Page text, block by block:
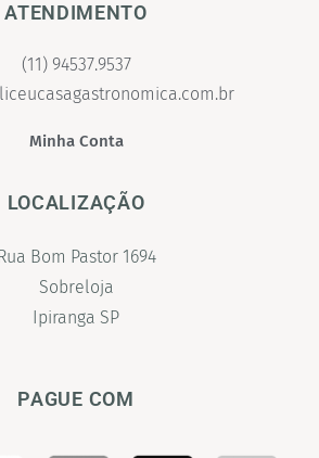
ATENDIMENTO
(11) 94537.9537
Minha Conta
LOCALIZAÇÃO
Rua Bom Pastor 1694
Sobreloja
Ipiranga SP
PAGUE COM